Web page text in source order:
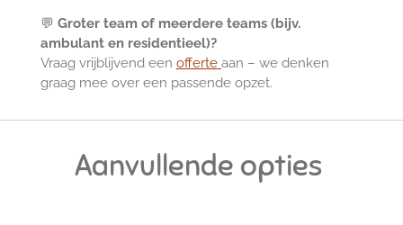
💬 Groter team of meerdere teams (bijv.
ambulant en residentieel)?
Vraag vrijblijvend een offerte aan – we denken
graag mee over een passende opzet.
Aanvullende opties